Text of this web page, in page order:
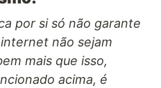
por si só não garante
não sejam
mais que isso,
acima, é